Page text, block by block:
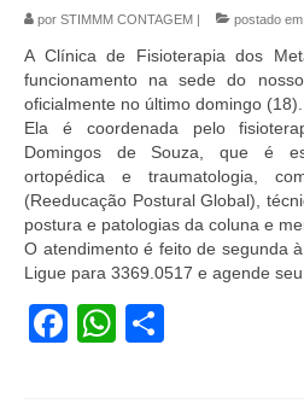
por STIMMM CONTAGEM | postado em:
A Clínica de Fisioterapia dos
funcionamento na sede do
oficialmente no último domingo (18).
Ela é coordenada pelo
Domingos de Souza, que é
ortopédica e traumatologia,
(Reeducação Postural Global),
postura e patologias da coluna e
O atendimento é feito de segunda
Ligue para 3369.0517 e agende
Facebook
WhatsApp